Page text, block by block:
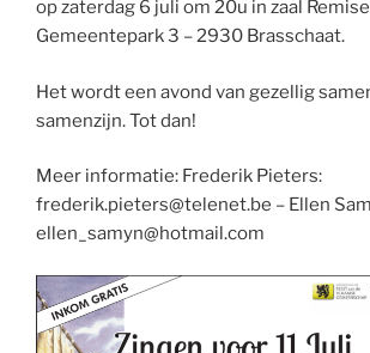
op zaterdag 6 juli om 20u in zaal
Gemeentepark 3 – 2930 Brasschaat.
Het wordt een avond van gezellig
samenzijn. Tot dan!
Meer informatie: Frederik Pieters:
frederik.pieters@telenet.be – Ellen
ellen_samyn@hotmail.com